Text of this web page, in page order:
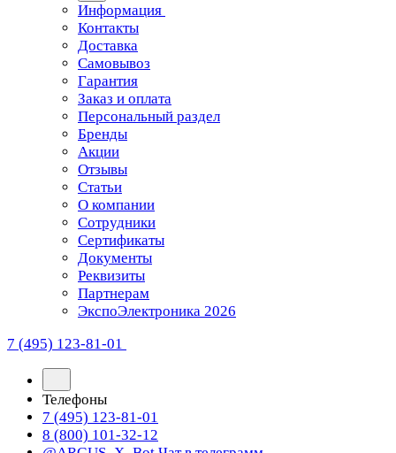
Информация
Контакты
Доставка
Самовывоз
Гарантия
Заказ и оплата
Персональный раздел
Бренды
Акции
Отзывы
Статьи
О компании
Сотрудники
Сертификаты
Документы
Реквизиты
Партнерам
ЭкспоЭлектроника 2026
7 (495) 123-81-01
Телефоны
7 (495) 123-81-01
8 (800) 101-32-12